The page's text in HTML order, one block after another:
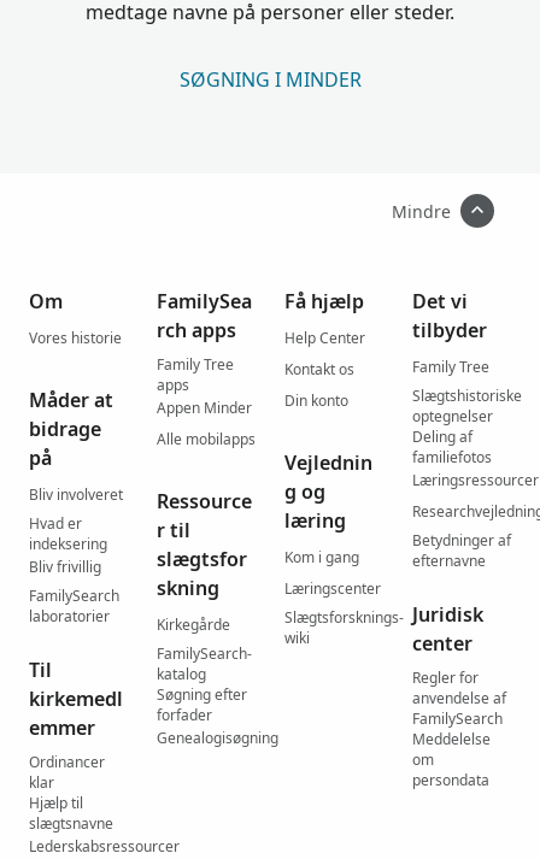
medtage navne på personer eller steder.
SØGNING I MINDER
Mindre
Om
Vores historie
Måder at
bidrage
på
Bliv involveret
Hvad er
indeksering
Bliv frivillig
FamilySearch
laboratorier
Til
kirkemedl
emmer
Ordinancer
klar
Hjælp til
slægtsnavne
Lederskabsressourcer
FamilySea
rch apps
Family Tree
apps
Appen Minder
Alle mobilapps
Ressource
r til
slægtsfor
skning
Kirkegårde
FamilySearch-
katalog
Søgning efter
forfader
Genealogisøgning
Få hjælp
Help Center
Kontakt os
Din konto
Vejlednin
g og
læring
Kom i gang
Læringscenter
Slægtsforsknings-
wiki
Det vi
tilbyder
Family Tree
Slægtshistoriske
optegnelser
Deling af
familiefotos
Læringsressourcer
Betydninger af
efternavne
Juridisk
center
Regler for
anvendelse af
FamilySearch
Meddelelse
om
persondata